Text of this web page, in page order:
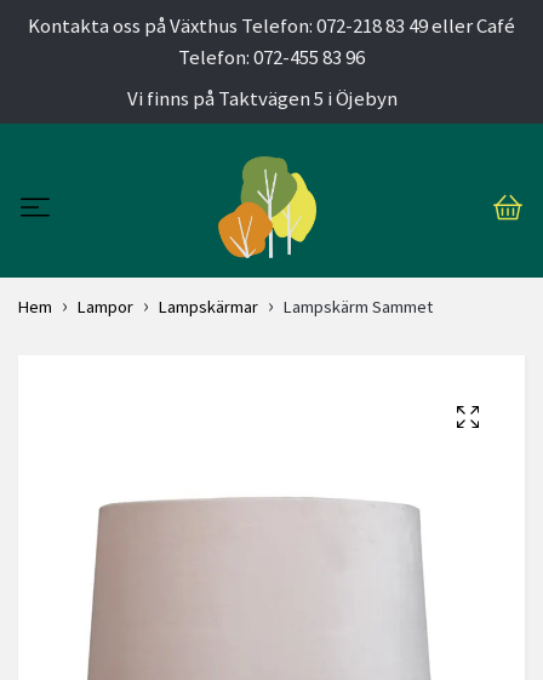
Kontakta oss på Växthus Telefon: 072-218 83 49 eller Café
Telefon: 072-455 83 96
Vi finns på Taktvägen 5 i Öjebyn
Hem Lampor Lampskärmar Lampskärm Sammet